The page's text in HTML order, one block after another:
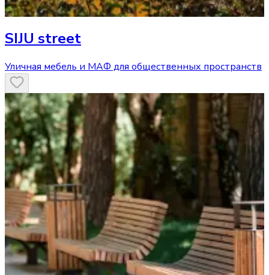
SIJU street
Уличная мебель и МАФ для общественных пространств